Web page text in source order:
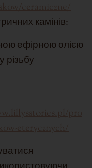
камінів:
ефірною олією
різьбу